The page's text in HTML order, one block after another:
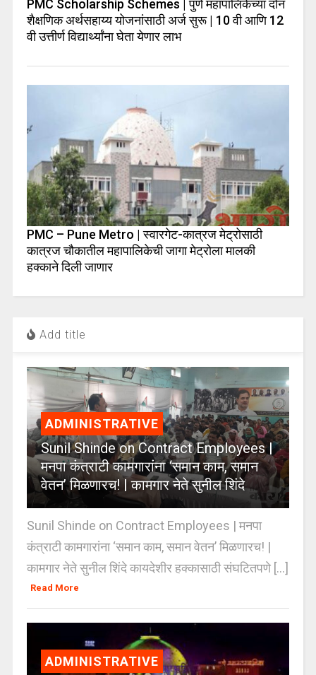
PMC Scholarship Schemes | पुणे महापालिकेच्या दोन
शैक्षणिक अर्थसहाय्य योजनांसाठी अर्ज सुरू | 10 वी आणि 12
वी उत्तीर्ण विद्यार्थ्यांना घेता येणार लाभ
PMC – Pune Metro | स्वारगेट-कात्रज मेट्रोसाठी
कात्रज चौकातील महापालिकेची जागा मेट्रोला मालकी
हक्काने दिली जाणार
Add title
ADMINISTRATIVE
Sunil Shinde on Contract Employees |
मनपा कंत्राटी कामगारांना ‘समान काम, समान
वेतन’ मिळणारच! | कामगार नेते सुनील शिंदे
Sunil Shinde on Contract Employees | मनपा
कंत्राटी कामगारांना ‘समान काम, समान वेतन’ मिळणारच! |
कामगार नेते सुनील शिंदे कायदेशीर हक्कासाठी संघटितपणे [...]
Read More
ADMINISTRATIVE